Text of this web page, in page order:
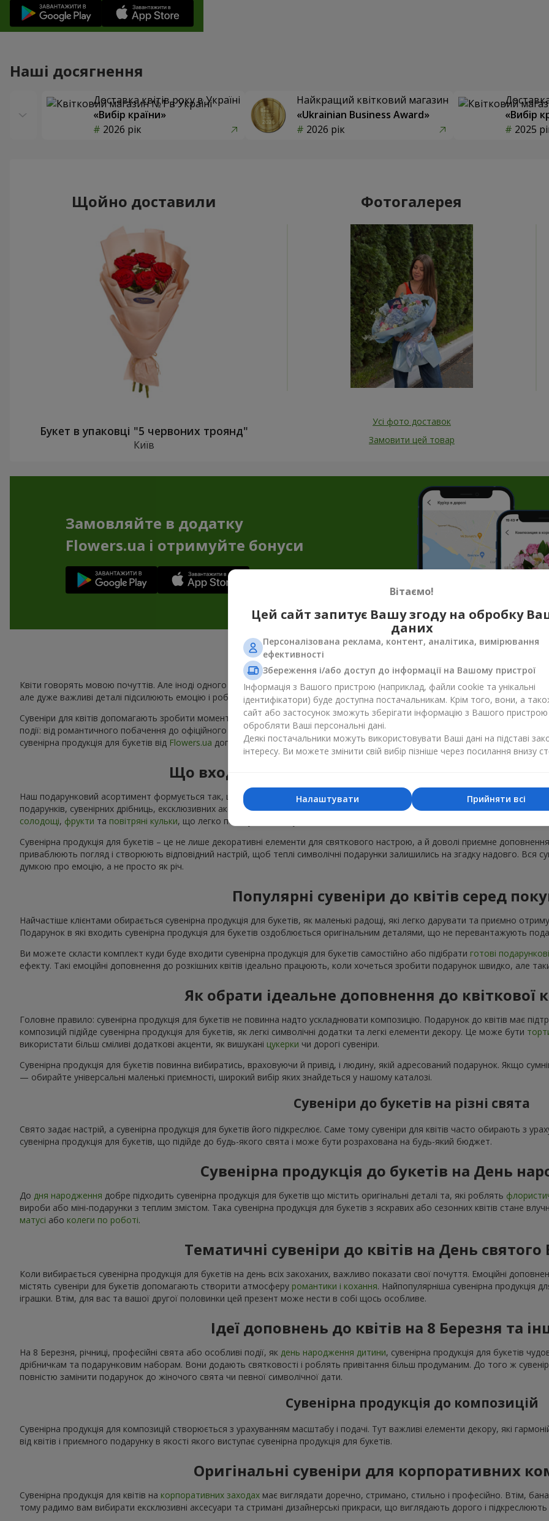
Наші досягнення
Доставка квітів року в Україні
«Вибір країни»
2026 рік
Найкращий квітковий магазин
«Ukrainian Business Award»
2026 рік
«Вибір
2025
Щойно доставили
Букет в упаковці "5 червоних троянд"
Київ
Фотогалерея
Усі фото доставок
Замовити цей товар
Замовляйте в додатку
Flowers.ua і отримуйте бонуси
Сувенірна продукція до квіткових
Квіти говорять мовою почуттів. Але іноді одного букета замало, щоб передати весь настрій, турботу чи ніжність. Саме тут
але дуже важливі деталі підсилюють емоцію і роблять подарунок завершеним. Сувенірна продукція для букетів — не просто
Сувеніри для квітів допомагають зробити момент особливим: додати тепла, несподіванки або просто щирих емоцій.
події: від романтичного побачення до офіційного корпоративного привітання. Важливо лише вибрати влучний презент, що
сувенірна продукція для букетів від Flowers.ua допоможе вам зробити чудовий подарунок.
Що входить до асортименту сувенірної
Наш подарунковий асортимент формується так, щоб кожен клієнт міг знайти ідеальне доповнення до презенту. Сувенірна
подарунків, сувенірних дрібниць, ексклюзивних аксесуарів та дизайнерських прикрас. Ви можете вибрати в каталозі
солодощі, фрукти та повітряні кульки, що легко поєднуються з будь-якою квітковою композицією.
Сувенірна продукція для букетів – це не лише декоративні елементи для святкового настрою, а й доволі приємне
приваблюють погляд і створюють відповідний настрій, щоб теплі символічні подарунки залишились на згадку надовго. Вся
думкою про емоцію, а не просто як річ.
Популярні сувеніри до квітів серед
Найчастіше клієнтами обирається сувенірна продукція для букетів, як маленькі радощі, які легко дарувати та приємно
Подарунок в які входить сувенірна продукція для букетів оздоблюється оригінальним деталями, що не перевантажують
Ви можете скласти комплект куди буде входити сувенірна продукція для букетів самостійно або підібрати готові
ефекту. Такі емоційні доповнення до розкішних квітів ідеально працюють, коли хочеться зробити подарунок швидко, але
Як обрати ідеальне доповнення до квіткової
Головне правило: сувенірна продукція для букетів не повинна надто ускладнювати композицію. Подарунок до квітів має
композицій підійде сувенірна продукція для букетів, як легкі символічні додатки та легкі елементи декору. Це може бути
використати більш сміливі додаткові акценти, як вишукані цукерки чи дорогі сувеніри.
Сувенірна продукція для букетів повинна вибиратись, враховуючи й привід, і людину, якій адресований подарунок. Якщо
— обирайте універсальні маленькі приємності, широкий вибір яких знайдеться у нашому каталозі.
Сувеніри до букетів на різні свята
Свято задає настрій, а сувенірна продукція для букетів його підкреслює. Саме тому сувеніри для квітів часто обирають з
сувенірна продукція для букетів, що підійде до будь-якого свята і може бути розрахована на будь-який бюджет.
Сувенірна продукція до букетів на День
До дня народження добре підходить сувенірна продукція для букетів що містить оригінальні деталі та, які роблять
вироби або міні-подарунки з теплим змістом. Така сувенірна продукція для букетів з яскравих або сезонних квітів стане
матусі або колеги по роботі.
Тематичні сувеніри до квітів на День
Коли вибирається сувенірна продукція для букетів на день всіх закоханих, важливо показати свої почуття. Емоційні
містять сувеніри для букетів допомагають створити атмосферу романтики і кохання. Найпопулярніша сувенірна продукція
іграшки. Втім, для вас та вашої другої половинки цей презент може нести в собі щось особливе.
Ідеї доповнень до квітів на 8 Березня та
На 8 Березня, річниці, професійні свята або особливі події, як день народження дитини, сувенірна продукція для букетів
дрібничкам та подарунковим наборам. Вони додають святковості і роблять привітання більш продуманим. До того ж
повністю замінити подарунок до жіночого свята чи певної символічної дати.
Сувенірна продукція до композицій
Сувенірна продукція для композицій створюється з урахуванням масштабу і подачі. Тут важливі елементи декору, які
від квітів і приємного подарунку в якості якого виступає сувенірна продукція для букетів.
Оригінальні сувеніри для корпоративних
Сувенірна продукція для квітів на корпоративних заходах має виглядати доречно, стримано, стильно і професійно. Втім,
тому радимо вам вибирати ексклюзивні аксесуари та стримані дизайнерські прикраси, що виглядають дорого і підкреслюють
Вітаємо!
Цей сайт запитує Вашу згоду на обробку
даних
Персоналізована реклама, контент, аналітика, вимірювання
ефективності
Збереження і/або доступ до інформації на Вашому пристрої
Інформація з Вашого пристрою (наприклад, файли cookie та унікальні
ідентифікатори) буде доступна постачальникам. Крім того, вони, а
сайт або застосунок зможуть зберігати інформацію з Вашого
обробляти Ваші персональні дані.
Деякі постачальники можуть використовувати Ваші дані на підставі
інтересу. Ви можете змінити свій вибір пізніше через посилання внизу
Прийняти всі
Налаштувати